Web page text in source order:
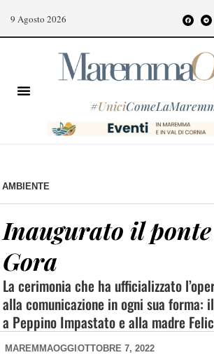
9 Agosto 2026
#Unici
AMBIENTE
Inaugurato il
Gora
La cerimonia che ha ufficializzato
alla comunicazione in ogni sua forma:
a Peppino Impastato e alla madre
MAREMMAOGGI OTTOBRE 7, 2022